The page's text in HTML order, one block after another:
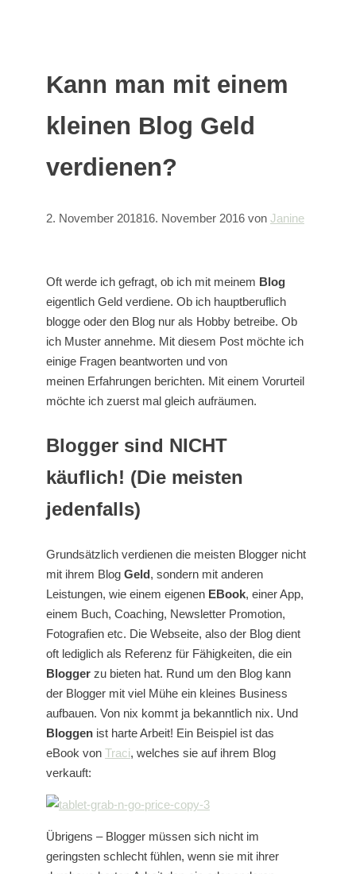
Kann man mit einem
kleinen Blog Geld
verdienen?
2. November 201816. November 2016 von Janine
Oft werde ich gefragt, ob ich mit meinem Blog
eigentlich Geld verdiene. Ob ich hauptberuflich
blogge oder den Blog nur als Hobby betreibe. Ob
ich Muster annehme. Mit diesem Post möchte ich
einige Fragen beantworten und von
meinen Erfahrungen berichten. Mit einem Vorurteil
möchte ich zuerst mal gleich aufräumen.
Blogger sind NICHT
käuflich! (Die meisten
jedenfalls)
Grundsätzlich verdienen die meisten Blogger nicht
mit ihrem Blog Geld, sondern mit anderen
Leistungen, wie einem eigenen EBook, einer App,
einem Buch, Coaching, Newsletter Promotion,
Fotografien etc. Die Webseite, also der Blog dient
oft lediglich als Referenz für Fähigkeiten, die ein
Blogger zu bieten hat. Rund um den Blog kann
der Blogger mit viel Mühe ein kleines Business
aufbauen. Von nix kommt ja bekanntlich nix. Und
Bloggen ist harte Arbeit! Ein Beispiel ist das
eBook von Traci, welches sie auf ihrem Blog
verkauft:
Übrigens – Blogger müssen sich nicht im
geringsten schlecht fühlen, wenn sie mit ihrer